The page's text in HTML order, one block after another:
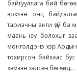
байгууллага бий
эрхлэн онц
тариачны анги үгүй
маань юу болохыг
монголд энэ хэр
тохирсон байхаас
хэмээн хэлсэн бөгөөд...